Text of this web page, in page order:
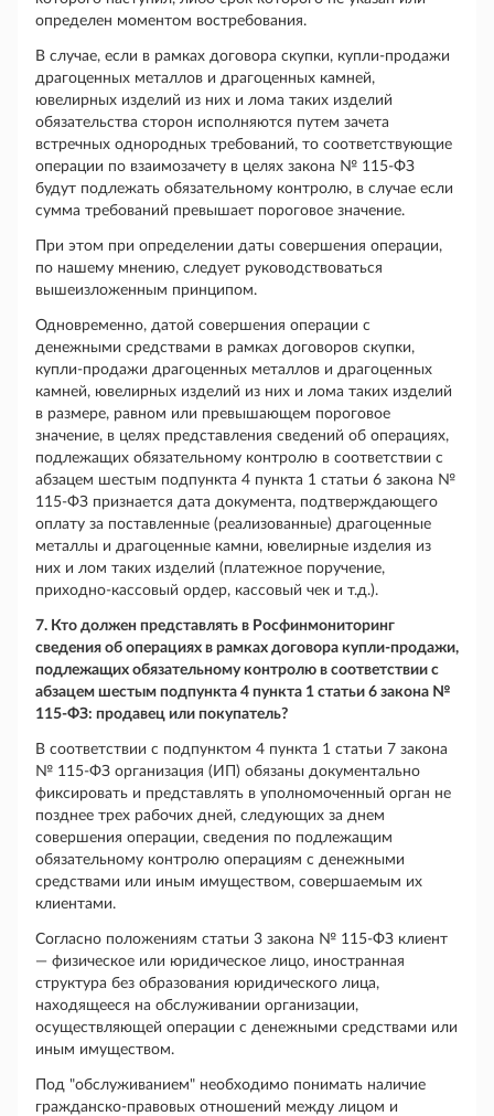
определен моментом востребования.
В случае, если в рамках договора скупки, купли-продажи
драгоценных металлов и драгоценных камней,
ювелирных изделий из них и лома таких изделий
обязательства сторон исполняются путем зачета
встречных однородных требований, то соответствующие
операции по взаимозачету в целях закона № 115-ФЗ
будут подлежать обязательному контролю, в случае если
сумма требований превышает пороговое значение.
При этом при определении даты совершения операции,
по нашему мнению, следует руководствоваться
вышеизложенным принципом.
Одновременно, датой совершения операции с
денежными средствами в рамках договоров скупки,
купли-продажи драгоценных металлов и драгоценных
камней, ювелирных изделий из них и лома таких изделий
в размере, равном или превышающем пороговое
значение, в целях представления сведений об операциях,
подлежащих обязательному контролю в соответствии с
абзацем шестым подпункта 4 пункта 1 статьи 6 закона №
115-ФЗ признается дата документа, подтверждающего
оплату за поставленные (реализованные) драгоценные
металлы и драгоценные камни, ювелирные изделия из
них и лом таких изделий (платежное поручение,
приходно-кассовый ордер, кассовый чек и т.д.).
7. Кто должен представлять в Росфинмониторинг
сведения об операциях в рамках договора купли-продажи,
подлежащих обязательному контролю в соответствии с
абзацем шестым подпункта 4 пункта 1 статьи 6 закона №
115-ФЗ: продавец или покупатель?
В соответствии с подпунктом 4 пункта 1 статьи 7 закона
№ 115-ФЗ организация (ИП) обязаны документально
фиксировать и представлять в уполномоченный орган не
позднее трех рабочих дней, следующих за днем
совершения операции, сведения по подлежащим
обязательному контролю операциям с денежными
средствами или иным имуществом, совершаемым их
клиентами.
Согласно положениям статьи 3 закона № 115-ФЗ клиент
— физическое или юридическое лицо, иностранная
структура без образования юридического лица,
находящееся на обслуживании организации,
осуществляющей операции с денежными средствами или
иным имуществом.
Под "обслуживанием" необходимо понимать наличие
гражданско-правовых отношений между лицом и